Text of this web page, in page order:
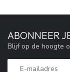
ABONNEER
Blijf op de hoogte